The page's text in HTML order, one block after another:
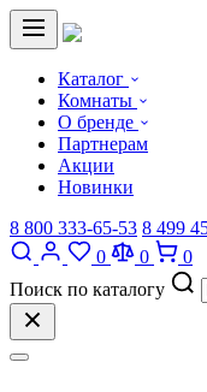
Каталог
Комнаты
О бренде
Партнерам
Акции
Новинки
8 800 333-65-53 8 499
0
0
0
Поиск по каталогу